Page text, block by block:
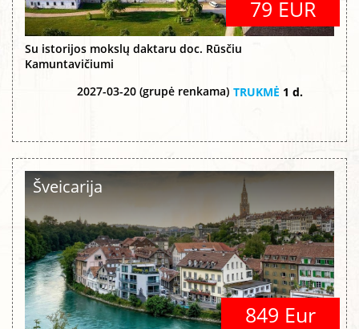
79 EUR
Su istorijos mokslų daktaru doc. Rūsčiu
Kamuntavičiumi
2027-03-20 (grupė renkama) TRUKMĖ 1 d.
Šveicarija
849 Eur